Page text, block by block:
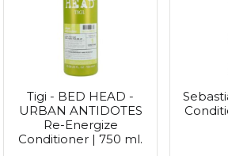
Tigi - BED HEAD -
URBAN ANTIDOTES
Re-Energize
Conditioner | 750 ml.